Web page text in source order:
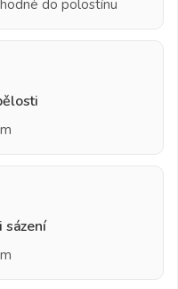
do polostínu
sázení